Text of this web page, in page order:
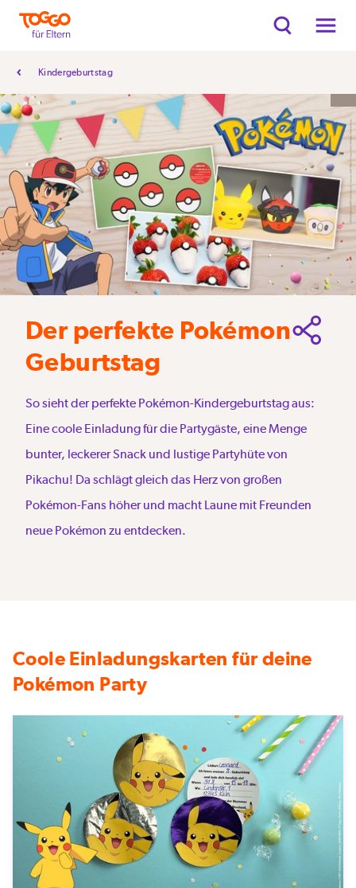
Kindergeburtstag
Der perfekte Pokémon
Geburtstag
So sieht der perfekte Pokémon-Kindergeburtstag aus:
Eine coole Einladung für die Partygäste, eine Menge
bunter, leckerer Snack und lustige Partyhüte von
Pikachu! Da schlägt gleich das Herz von großen
Pokémon-Fans höher und macht Laune mit Freunden
neue Pokémon zu entdecken.
Coole Einladungskarten für deine
Pokémon Party